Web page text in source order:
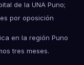
de la UNA Puno;
por oposición
en la región Puno
tres meses.